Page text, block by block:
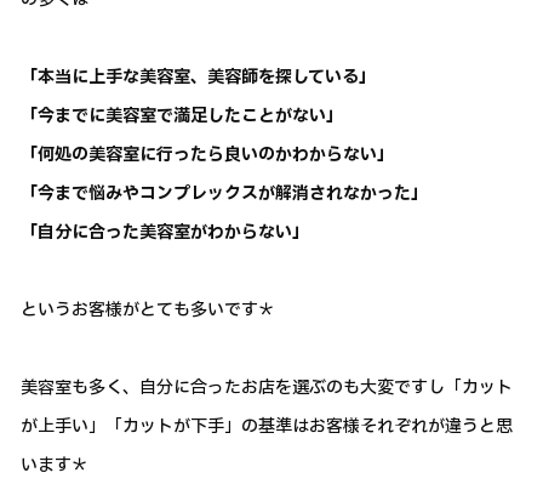
「本当に上手な美容室、美容師を探している」
「今までに美容室で満足したことがない」
「何処の美容室に行ったら良いのかわからない」
「今まで悩みやコンプレックスが解消されなかった」
「自分に合った美容室がわからない」
というお客様がとても多いです＊
美容室も多く、自分に合ったお店を選ぶのも大変ですし「カット
が上手い」「カットが下手」の基準はお客様それぞれが違うと思
います＊